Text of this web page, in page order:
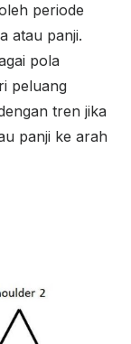
periode
atau panji.
pola
peluang
tren jika
panji ke arah